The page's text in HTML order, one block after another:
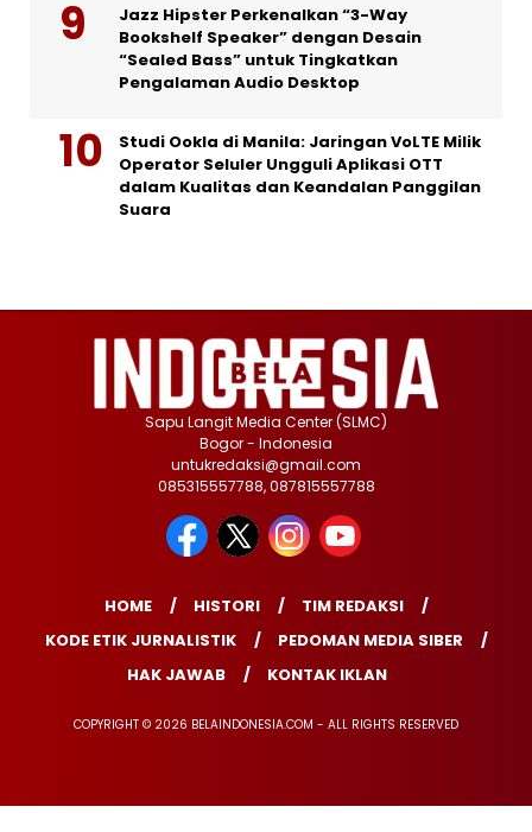
Jazz Hipster Perkenalkan “3-Way
Bookshelf Speaker” dengan Desain
“Sealed Bass” untuk Tingkatkan
Pengalaman Audio Desktop
Studi Ookla di Manila: Jaringan VoLTE Milik
Operator Seluler Ungguli Aplikasi OTT
dalam Kualitas dan Keandalan Panggilan
Suara
Sapu Langit Media Center (SLMC)
Bogor - Indonesia
untukredaksi@gmail.com
085315557788, 087815557788
HOME HISTORI
TIM REDAKSI
KODE ETIK JURNALISTIK
PEDOMAN MEDIA SIBER
HAK JAWAB
KONTAK IKLAN
COPYRIGHT © 2026 BELAINDONESIA.COM - ALL RIGHTS RESERVED